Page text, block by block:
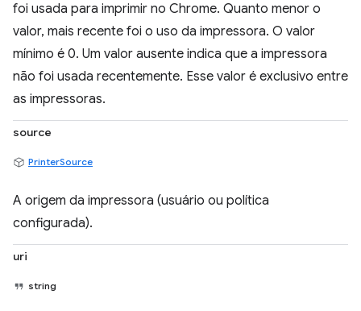
foi usada para imprimir no Chrome. Quanto menor o
valor, mais recente foi o uso da impressora. O valor
mínimo é 0. Um valor ausente indica que a impressora
não foi usada recentemente. Esse valor é exclusivo entre
as impressoras.
source
PrinterSource
A origem da impressora (usuário ou política
configurada).
uri
string